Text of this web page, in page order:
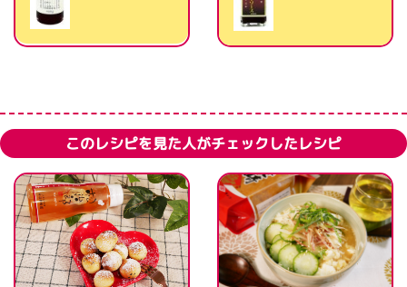
このレシピを見た人がチェックしたレシピ